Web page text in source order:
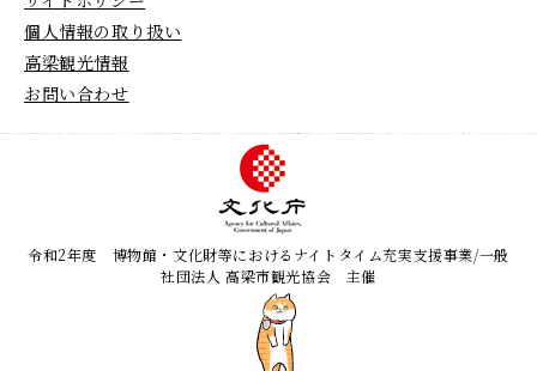
個人情報の取り扱い
高梁観光情報
お問い合わせ
令和2年度 博物館・文化財等におけるナイトタイム充実支援事業/一般
社団法人 高梁市観光協会 主催